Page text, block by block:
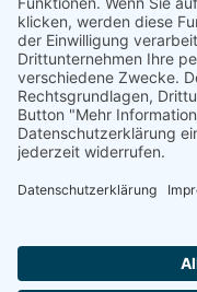
die Erstattung des
mit meinem Kreditinstitut
unser Konto die
seitens des
Einlösung. Das SEPA-
der Mitgliedschaft. Die
Beitragsrechnung und/
mitgeteilt.
Grundverordnung (DS-